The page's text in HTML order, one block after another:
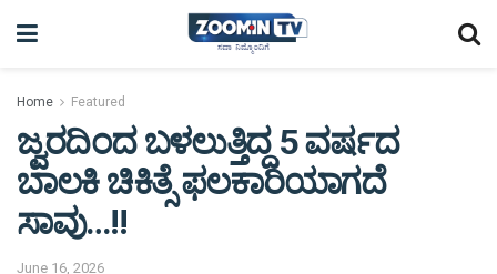
Home Featured
ಜ್ವರದಿಂದ ಬಳಲುತ್ತಿದ್ದ 5 ವರ್ಷದ
ಬಾಲಕಿ ಚಿಕಿತ್ಸೆ ಫಲಕಾರಿಯಾಗದೆ
ಸಾವು…!!
June 16, 2026